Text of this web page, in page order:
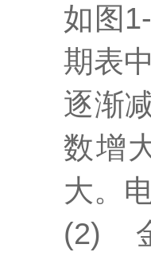
如图
期表
逐渐
数增
大。
(2)